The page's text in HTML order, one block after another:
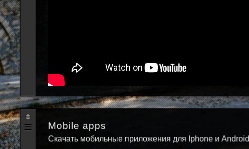
Mobile apps
Скачать мобильные приложения для Iphone и Android